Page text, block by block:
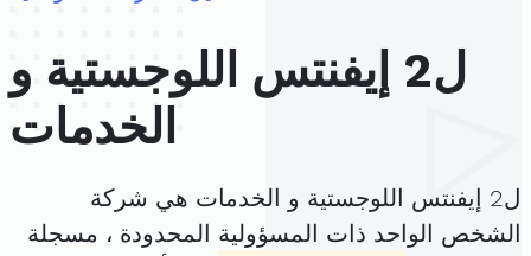
ل2 إيفنتس اللوجستية و
الخدمات
ل2 إيفنتس اللوجستية و الخدمات هي شركة
الشخص الواحد ذات المسؤولية المحدودة ، مسجلة